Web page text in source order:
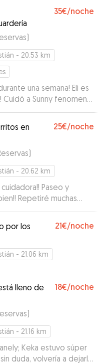
35€/noche
)
- 20.53 km
una semana! Eli es
Cuidó a Sunny fenomenal
muy responsable y nos
con ella! Además a él
La recomiendo 100%!
en
25€/noche
)
- 20.62 km
Paseo y
Repetiré muchas
por los
21€/noche
- 21.06 km
lleno de
18€/noche
)
- 21.16 km
Keka estuvo súper
duda, volvería a dejarla